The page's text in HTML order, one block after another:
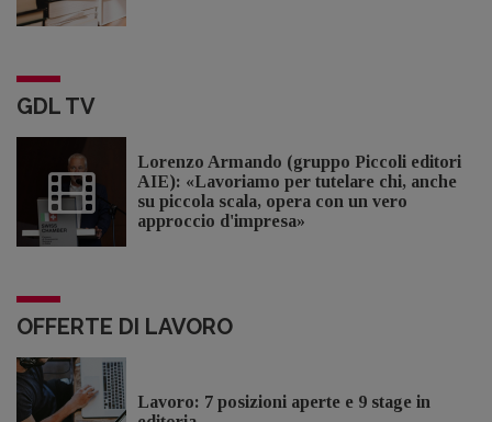
GDL TV
Lorenzo Armando (gruppo Piccoli editori
AIE): «Lavoriamo per tutelare chi, anche
su piccola scala, opera con un vero
approccio d'impresa»
OFFERTE DI LAVORO
Lavoro: 7 posizioni aperte e 9 stage in